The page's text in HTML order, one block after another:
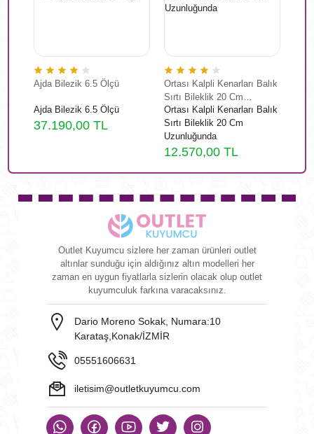
Ajda Bilezik 6.5 Ölçü
Ajda Bilezik 6.5 Ölçü
37.190,00 TL
Ortası Kalpli Kenarları Balık
Sırtı Bileklik 20 Cm
Uzunluğunda
Ortası Kalpli Kenarları Balık
Sırtı Bileklik 20 Cm
Uzunluğunda
12.570,00 TL
Outlet Kuyumcu sizlere her zaman ürünleri outlet
altınlar sunduğu için aldığınız altın modelleri her
zaman en uygun fiyatlarla sizlerin olacak olup outlet
kuyumculuk farkına varacaksınız.
Dario Moreno Sokak, Numara:10
Karataş,Konak/İZMİR
05551606631
iletisim@outletkuyumcu.com